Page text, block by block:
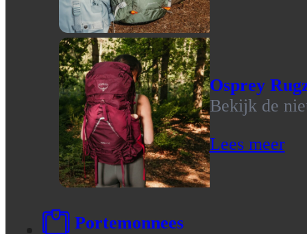
Osprey
Bekijk de
Lees meer
Portemonnees